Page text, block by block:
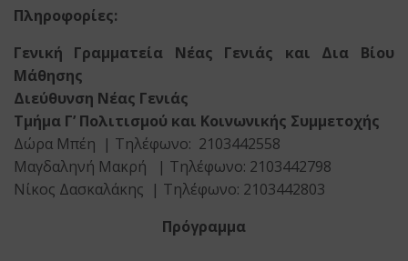
Πληροφορίες:
Γενική Γραμματεία Νέας Γενιάς και Δια Βίου
Μάθησης
Διεύθυνση Νέας Γενιάς
Τμήμα Γ’ Πολιτισμού και Κοινωνικής Συμμετοχής
Δώρα Μπέη | Τηλέφωνο: 2103442558
Μαγδαληνή Μακρή | Τηλέφωνο: 2103442798
Νίκος Δασκαλάκης | Τηλέφωνο: 2103442803
Πρόγραμμα